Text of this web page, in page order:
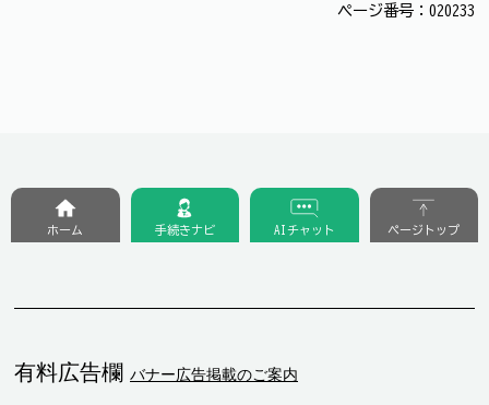
ページ番号：020233
有料広告欄 バナー広告掲載のご案内
ホーム 手続きナビ AIチャット ページトップ